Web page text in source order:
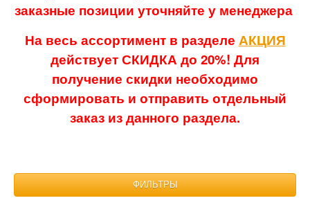
заказные позиции уточняйте у менеджера
На весь ассортимент в разделе АКЦИЯ
действует СКИДКА до 20%! Для
получение скидки необходимо
сформировать и отправить отдельный
заказ из данного раздела.
ФИЛЬТРЫ